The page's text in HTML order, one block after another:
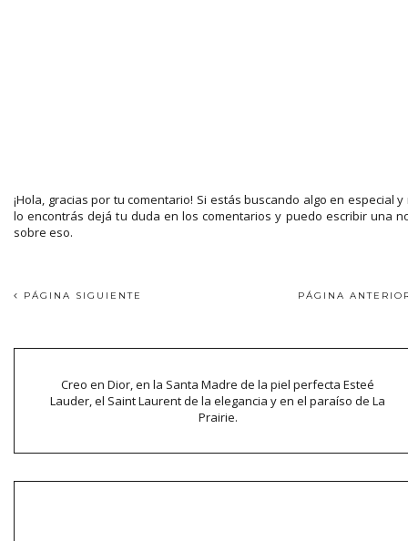
¡Hola, gracias por tu comentario! Si estás buscando algo en especial y
lo encontrás dejá tu duda en los comentarios y puedo escribir una
sobre eso.
PÁGINA SIGUIENTE PÁGINA
Creo en Dior, en la Santa Madre de la piel perfecta Esteé
Lauder, el Saint Laurent de la elegancia y en el paraíso de La
Prairie.